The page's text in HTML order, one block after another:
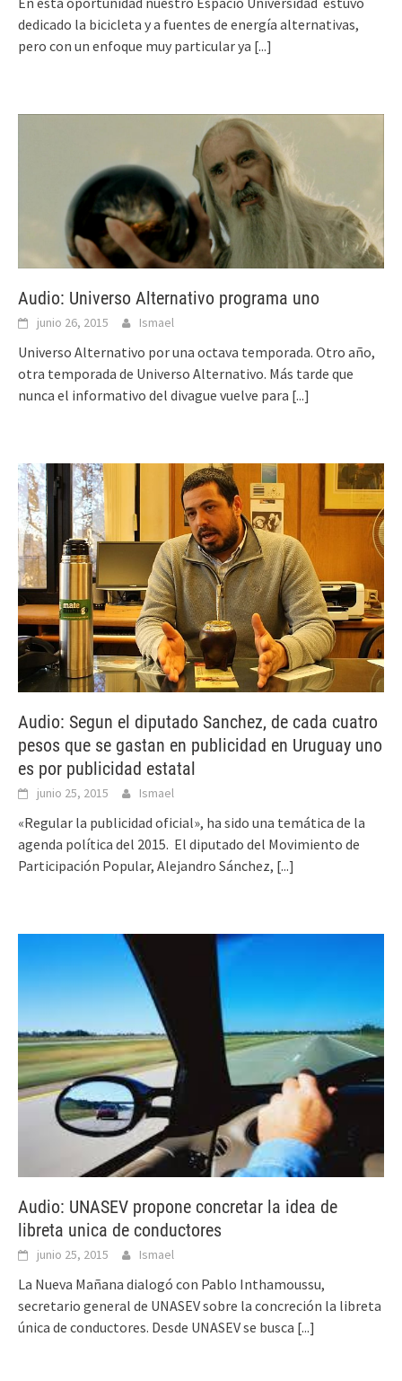
dedicado la bicicleta y a fuentes de energía alternativas,
pero con un enfoque muy particular ya [...]
Audio: Universo Alternativo programa uno
junio 26, 2015 Ismael
Universo Alternativo por una octava temporada. Otro año,
otra temporada de Universo Alternativo. Más tarde que
nunca el informativo del divague vuelve para [...]
Audio: Segun el diputado Sanchez, de cada cuatro
pesos que se gastan en publicidad en Uruguay uno
es por publicidad estatal
junio 25, 2015 Ismael
«Regular la publicidad oficial», ha sido una temática de la
agenda política del 2015. El diputado del Movimiento de
Participación Popular, Alejandro Sánchez, [...]
Audio: UNASEV propone concretar la idea de
libreta unica de conductores
junio 25, 2015 Ismael
La Nueva Mañana dialogó con Pablo Inthamoussu,
secretario general de UNASEV sobre la concreción la libreta
única de conductores. Desde UNASEV se busca [...]